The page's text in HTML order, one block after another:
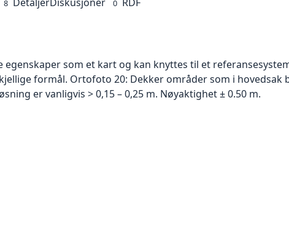
8 0
som et kart og kan knyttes til et
formål. Ortofoto 20: Dekker områder som i hovedsak
er vanligvis > 0,15 – 0,25 m. Nøyaktighet ± 0.50 m.